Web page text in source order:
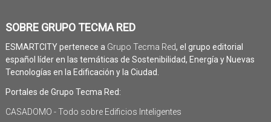
SOBRE GRUPO TECMA RED
ESMARTCITY pertenece a Grupo Tecma Red, el grupo editorial
español líder en las temáticas de Sostenibilidad, Energía y Nuevas
Tecnologías en la Edificación y la Ciudad.
Portales de Grupo Tecma Red:
CASADOMO - Todo sobre Edificios Inteligentes